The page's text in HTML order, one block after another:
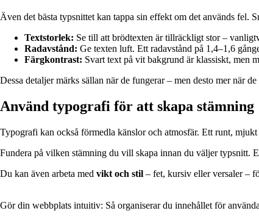
Även det bästa typsnittet kan tappa sin effekt om det används fel.
Textstorlek: Se till att brödtexten är tillräckligt stor –
Radavstånd: Ge texten luft. Ett radavstånd på 1,4–1,6
Färgkontrast: Svart text på vit bakgrund är klassiskt, men
Dessa detaljer märks sällan när de fungerar – men desto mer när
Använd typografi för att skapa stämning
Typografi kan också förmedla känslor och atmosfär. Ett runt,
Fundera på vilken stämning du vill skapa innan du väljer typsnitt.
Du kan även arbeta med vikt och stil – fet, kursiv eller versaler –
Gör din webbplats intuitiv: Så organiserar du innehållet för